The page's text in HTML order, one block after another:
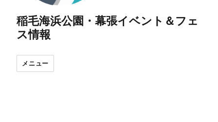
稲毛海浜公園・幕張イベント＆フェ
ス情報
メニュー